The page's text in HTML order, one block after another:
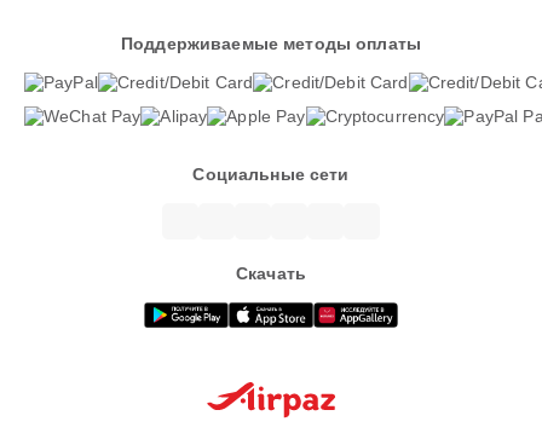
Поддерживаемые методы оплаты
Социальные сети
Скачать